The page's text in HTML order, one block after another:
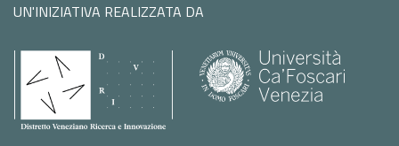
UN'INIZIATIVA REALIZZATA DA